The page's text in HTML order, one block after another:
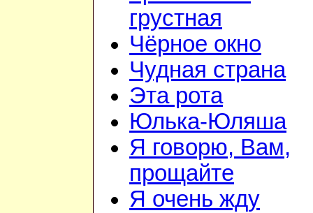
грустная
Чёрное окно
Чудная страна
Эта рота
Юлька-Юляша
Я говорю, Вам,
прощайте
Я очень жду